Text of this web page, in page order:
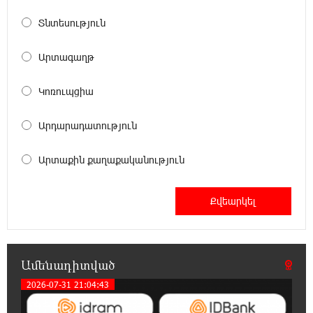
20:44:49 6-08-2026
քաղաքացու մահվան մասին
20:42:28 6-08-2026
զորակցություն է հայտնում Ամենայն Հայոց
Ավտովթար՝ Կոտայքի մարզում. Զովունի-
Եղվարդ ճանապարհին բախվել են «Alfa
20:08:02 6-08-2026
Արժևորվում է Շիրակի երգիծական
բանահյուսությունը
Տնտեսություն
Արտագաղթ
Կոռուպցիա
Արդարադատություն
Արտաքին քաղաքականություն
Ամենադիտված
2026-07-31 21:04:43